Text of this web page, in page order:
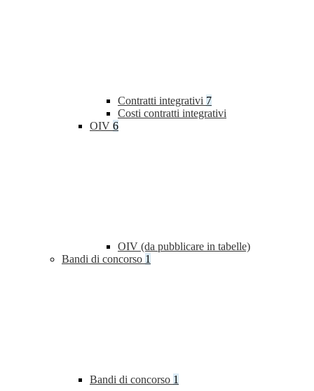
Contratti integrativi 7
Costi contratti integrativi
OIV 6
OIV (da pubblicare in tabelle)
Bandi di concorso 1
Bandi di concorso 1